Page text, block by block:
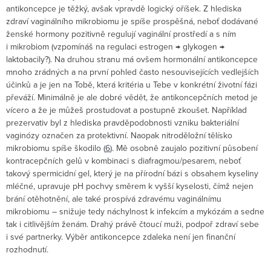
antikoncepce je těžký, avšak vpravdě logický oříšek. Z hlediska
zdraví vaginálního mikrobiomu je spíše prospěšná, neboť dodávané
ženské hormony pozitivně regulují vaginální prostředí a s ním
i mikrobiom (vzpomínáš na regulaci estrogen → glykogen →
laktobacily?). Na druhou stranu má ovšem hormonální antikoncepce
mnoho zrádných a na první pohled často nesouvisejících vedlejších
účinků a je jen na Tobě, která kritéria u Tebe v konkrétní životní fázi
převáží. Minimálně je ale dobré vědět, že antikoncepčních metod je
vícero a že je můžeš prostudovat a postupně zkoušet. Například
prezervativ byl z hlediska pravděpodobnosti vzniku bakteriální
vaginózy označen za protektivní. Naopak nitroděložní tělísko
mikrobiomu spíše škodilo (6). Mě osobně zaujalo pozitivní působení
kontracepčních gelů v kombinaci s diafragmou/pesarem, neboť
takový spermicidní gel, který je na přírodní bázi s obsahem kyseliny
mléčné, upravuje pH pochvy směrem k vyšší kyselosti, čímž nejen
brání otěhotnění, ale také prospívá zdravému vaginálnímu
mikrobiomu – snižuje tedy náchylnost k infekcím a mykózám a sedne
tak i citlivějším ženám. Drahý právě čtoucí muži, podpoř zdraví sebe
i své partnerky. Výběr antikoncepce zdaleka není jen finanční
rozhodnutí.